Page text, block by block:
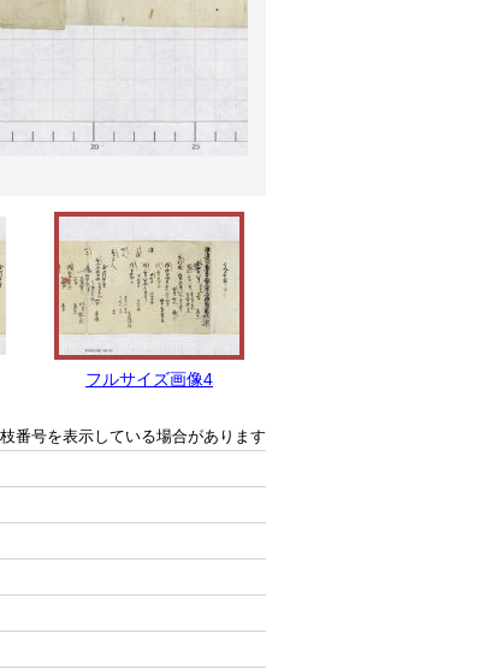
フルサイズ画像4
番号を表示している場合があります